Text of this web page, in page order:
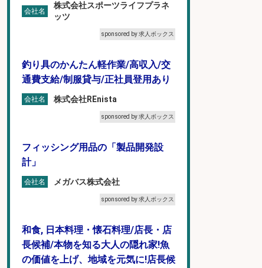
会社名
株式会社スポーツライフプラネ
ッツ
sponsored by 求人ボックス
釣り具のかんたん軽作業/高収入/交
通費支給/制服貸与/正社員登用あり
会社名 株式会社REnista
sponsored by 求人ボックス
フィッシング用品の「製品開発設
計」
会社名 メガバス株式会社
sponsored by 求人ボックス
和食, 日本料理・懐石料理/店長・店
長候補/本物を知る大人の隠れ家!魚
の価値を上げ、地域を元気に!店長候